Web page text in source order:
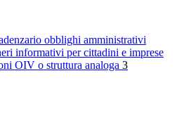
obblighi amministrativi
informativi per cittadini e imprese
OIV o struttura analoga 3